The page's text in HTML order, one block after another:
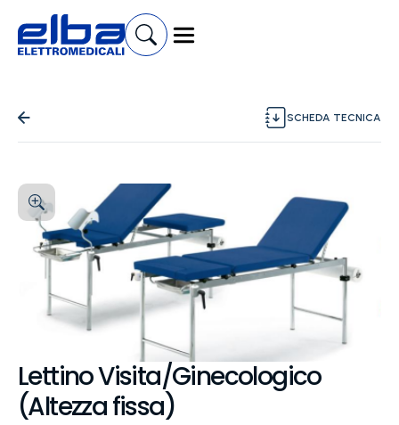
SCHEDA TECNICA
Lettino Visita/Ginecologico
(Altezza fissa)